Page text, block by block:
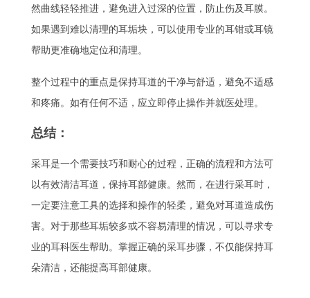
然曲线轻轻推进，避免进入过深的位置，防止伤及耳膜。
如果遇到难以清理的耳垢块，可以使用专业的耳钳或耳镜
帮助更准确地定位和清理。
整个过程中的重点是保持耳道的干净与舒适，避免不适感
和疼痛。如有任何不适，应立即停止操作并就医处理。
总结：
采耳是一个需要技巧和耐心的过程，正确的流程和方法可
以有效清洁耳道，保持耳部健康。然而，在进行采耳时，
一定要注意工具的选择和操作的轻柔，避免对耳道造成伤
害。对于那些耳垢较多或不容易清理的情况，可以寻求专
业的耳科医生帮助。掌握正确的采耳步骤，不仅能保持耳
朵清洁，还能提高耳部健康。